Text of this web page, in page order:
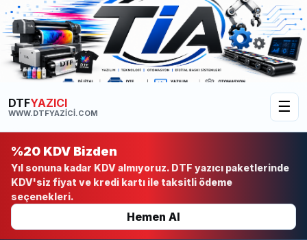
DTFYAZICI
WWW.DTFYAZICI.COM ☰
%20 KDV Bizden
Yıl sonuna kadar KDV almıyoruz. DTF yazıcı paketlerinde
KDV'siz fiyat ve kredi kartı ile taksitli ödeme
seçenekleri.
Hemen Al